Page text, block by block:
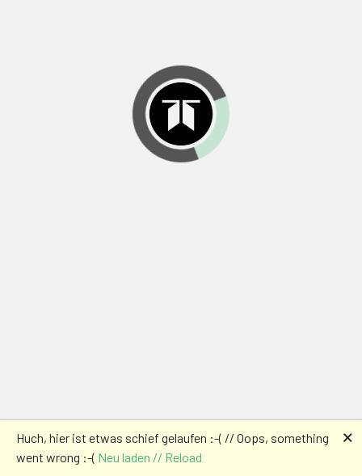
Huch, hier ist etwas schief gelaufen :-( // Oops, something
went wrong :-( Neu laden // Reload
🗙